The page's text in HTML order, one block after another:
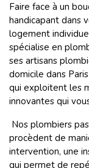
Faire face à un
handicapant dans
logement
spécialise en
ses artisans
domicile dans
qui exploitent les
innovantes qui
Nos plombiers
procèdent de
intervention, une
qui permet de